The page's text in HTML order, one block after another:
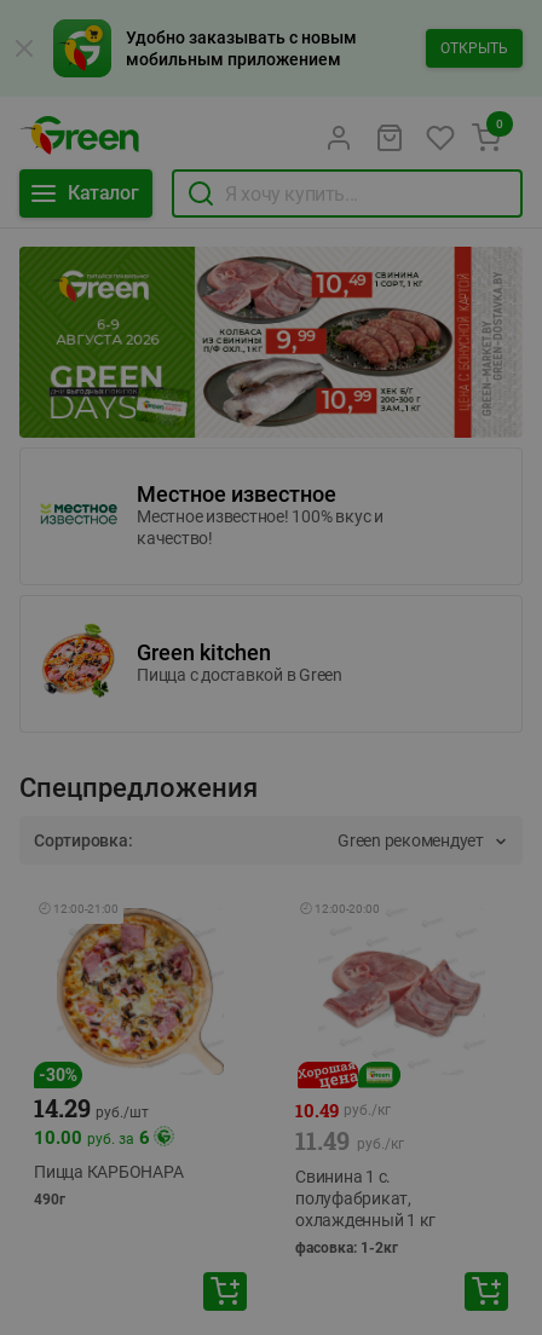
Удобно заказывать с новым
мобильным приложением
ОТКРЫТЬ
Каталог
0
Местное известное
Местное известное! 100% вкус и
качество!
Green kitchen
Пицца c доставкой в Green
Спецпредложения
Сортировка: Green рекомендует
🕘 12:00-21:00
-30%
14.29 руб./шт
10.00 руб. за 6
Пицца КАРБОНАРА
490г
🕘 12:00-20:00
10.49 руб./кг
11.49 руб./кг
Свинина 1 с.
полуфабрикат,
охлажденный 1 кг
фасовка: 1-2кг